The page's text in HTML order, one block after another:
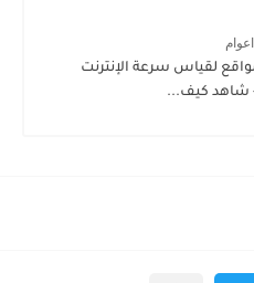
4 مواقع لقياس سرعة الإنترنت
- شاهد كيف...